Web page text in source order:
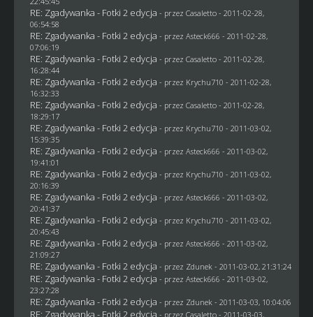
RE: Zgadywanka - Fotki 2 edycja - przez Casaletto- 2011-02-28,
06:54:58
RE: Zgadywanka - Fotki 2 edycja - przez Asteck666 - 2011-02-28,
07:06:19
RE: Zgadywanka - Fotki 2 edycja - przez Casaletto- 2011-02-28,
16:28:44
RE: Zgadywanka - Fotki 2 edycja - przez Krychu710 - 2011-02-28,
16:32:33
RE: Zgadywanka - Fotki 2 edycja - przez Casaletto- 2011-02-28,
18:29:17
RE: Zgadywanka - Fotki 2 edycja - przez Krychu710 - 2011-03-02,
15:39:35
RE: Zgadywanka - Fotki 2 edycja - przez Asteck666 - 2011-03-02,
19:41:01
RE: Zgadywanka - Fotki 2 edycja - przez Krychu710 - 2011-03-02,
20:16:39
RE: Zgadywanka - Fotki 2 edycja - przez Asteck666 - 2011-03-02,
20:41:37
RE: Zgadywanka - Fotki 2 edycja - przez Krychu710 - 2011-03-02,
20:45:43
RE: Zgadywanka - Fotki 2 edycja - przez Asteck666 - 2011-03-02,
21:09:27
RE: Zgadywanka - Fotki 2 edycja - przez Zdunek - 2011-03-02, 21:31:24
RE: Zgadywanka - Fotki 2 edycja - przez Asteck666 - 2011-03-02,
23:27:28
RE: Zgadywanka - Fotki 2 edycja - przez Zdunek - 2011-03-03, 10:04:06
RE: Zgadywanka - Fotki 2 edycja - przez Casaletto- 2011-03-03,